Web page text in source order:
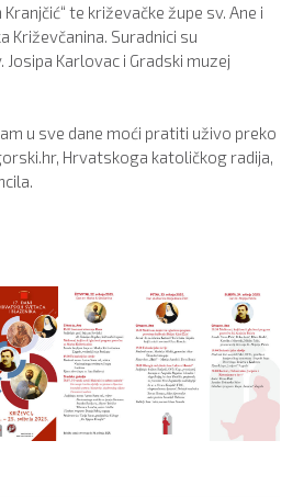
te križevačke župe sv. Ane i
Križevčanina. Suradnici su
Karlovac i Gradski muzej
u sve dane moći pratiti uživo preko
Hrvatskoga katoličkog radija,